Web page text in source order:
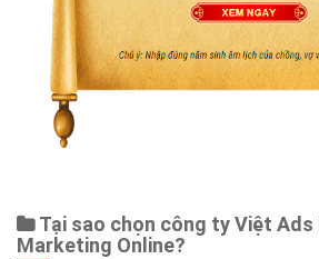
Tại sao chọn công ty Việt
Marketing Online?